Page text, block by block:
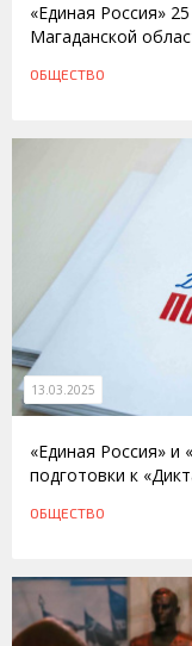
«Единая Россия»
Магаданской
ОБЩЕСТВО
13.03.2025
«Единая Россия» и
подготовки к
ОБЩЕСТВО